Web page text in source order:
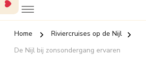
Home
Riviercruises op de Nijl
De Nijl bij zonsondergang ervaren